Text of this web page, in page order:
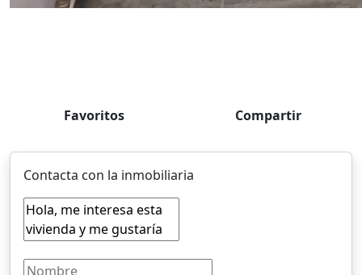
Favoritos Compartir
Contacta con la inmobiliaria